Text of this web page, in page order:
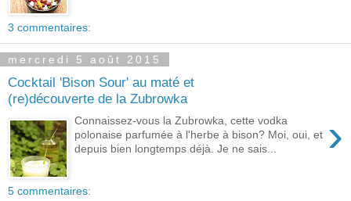
3 commentaires:
mercredi 5 août 2015
Cocktail 'Bison Sour' au maté et
(re)découverte de la Zubrowka
›
Connaissez-vous la Zubrowka, cette vodka
polonaise parfumée à l'herbe à bison? Moi, oui, et
depuis bien longtemps déjà. Je ne sais...
5 commentaires: